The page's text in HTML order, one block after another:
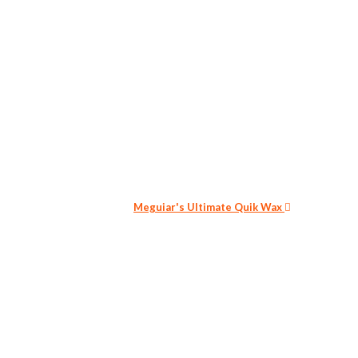
Meguiar's Ultimate Quik Wax